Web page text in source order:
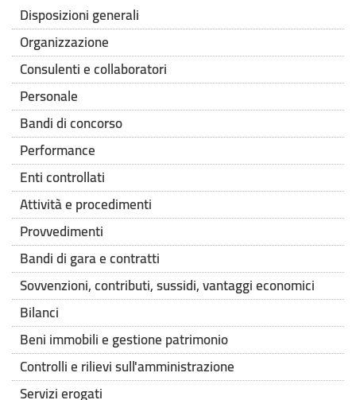
Disposizioni generali
Organizzazione
Consulenti e collaboratori
Personale
Bandi di concorso
Performance
Enti controllati
Attività e procedimenti
Provvedimenti
Bandi di gara e contratti
Sovvenzioni, contributi, sussidi, vantaggi economici
Bilanci
Beni immobili e gestione patrimonio
Controlli e rilievi sull'amministrazione
Servizi erogati